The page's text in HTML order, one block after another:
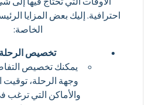
احترافية. إليك بعض المزايا
الخاصة:
تخصيص الرحلة:
يمكنك تخصيص
وجهة الرحلة، توقيت
والأماكن التي ترغب